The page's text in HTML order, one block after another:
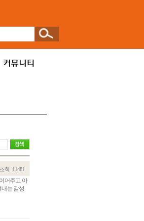
조회 : 11481
어주고 아
내는 감성